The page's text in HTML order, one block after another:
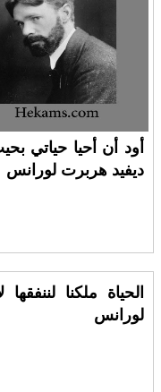
أود أن أحيا حياتي
ديفيد هربرت لورانس
الحياة ملكنا
لورانس